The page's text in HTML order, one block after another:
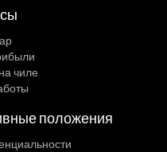
чиле
положения